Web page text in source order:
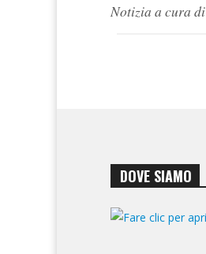
Notizia a cura di
DOVE SIAMO